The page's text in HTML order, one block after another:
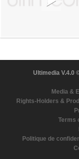
Ultimedia V.4.0
Media &
Rights-Holders &
Terms
Politique de